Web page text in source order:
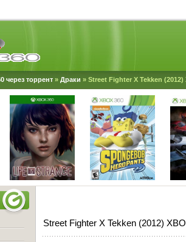
через торрент» Драки » Street Fighter X Tekken (2012)
Street Fighter X Tekken (2012)